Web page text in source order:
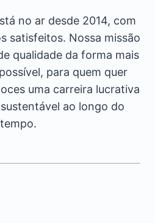
no ar desde 2014, com
satisfeitos. Nossa missão
qualidade da forma mais
para quem quer
uma carreira lucrativa
ao longo do
tempo.